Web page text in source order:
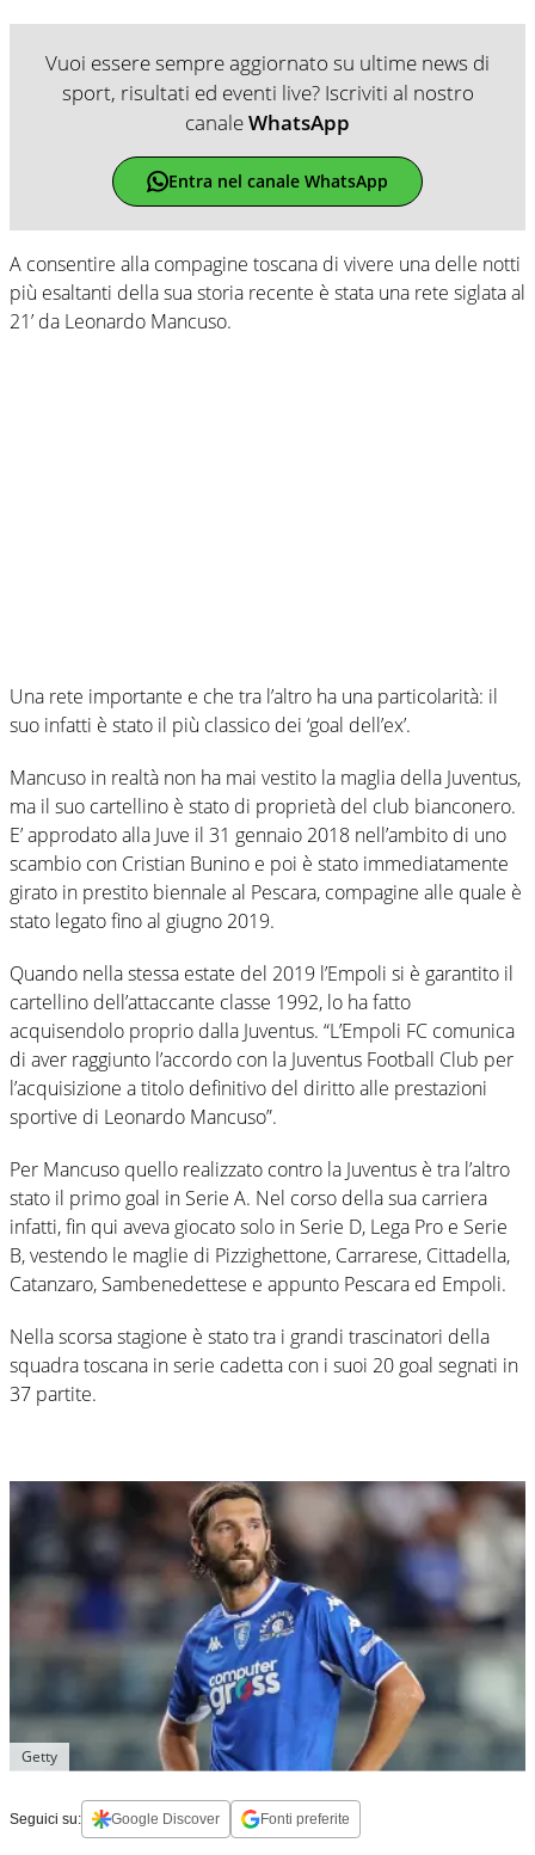
Vuoi essere sempre aggiornato su ultime news di
sport, risultati ed eventi live? Iscriviti al nostro
canaleWhatsApp
Entra nel canale WhatsApp
A consentire alla compagine toscana di vivere una delle notti
più esaltanti della sua storia recente è stata una rete siglata al
21’ da Leonardo Mancuso.
Una rete importante e che tra l’altro ha una particolarità: il
suo infatti è stato il più classico dei ‘goal dell’ex’.
Mancuso in realtà non ha mai vestito la maglia della Juventus,
ma il suo cartellino è stato di proprietà del club bianconero.
E’ approdato alla Juve il 31 gennaio 2018 nell’ambito di uno
scambio con Cristian Bunino e poi è stato immediatamente
girato in prestito biennale al Pescara, compagine alle quale è
stato legato fino al giugno 2019.
Quando nella stessa estate del 2019 l’Empoli si è garantito il
cartellino dell’attaccante classe 1992, lo ha fatto
acquisendolo proprio dalla Juventus. “L’Empoli FC comunica
di aver raggiunto l’accordo con la Juventus Football Club per
l’acquisizione a titolo definitivo del diritto alle prestazioni
sportive di Leonardo Mancuso”.
Per Mancuso quello realizzato contro la Juventus è tra l’altro
stato il primo goal in Serie A. Nel corso della sua carriera
infatti, fin qui aveva giocato solo in Serie D, Lega Pro e Serie
B, vestendo le maglie di Pizzighettone, Carrarese, Cittadella,
Catanzaro, Sambenedettese e appunto Pescara ed Empoli.
Nella scorsa stagione è stato tra i grandi trascinatori della
squadra toscana in serie cadetta con i suoi 20 goal segnati in
37 partite.
Getty
Seguici su: Google Discover Fonti preferite